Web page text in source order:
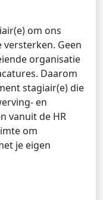
om ons
Geen
organisatie
Daarom
stagiair(e) die
en
vanuit de HR
om
je eigen